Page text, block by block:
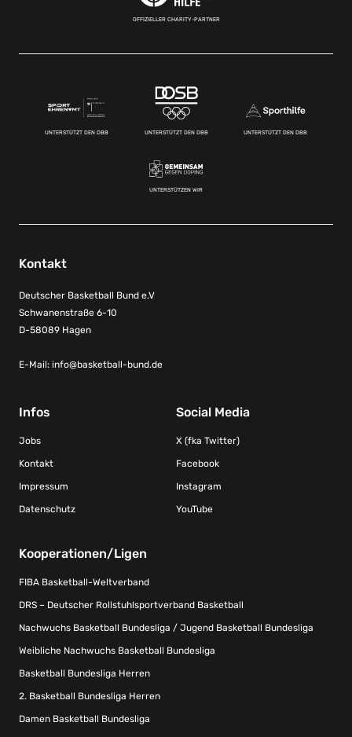
OFFIZIELLER CHARITY-PARTNER
UNTERSTÜTZT DEN DBB UNTERSTÜTZT DEN DBB UNTERSTÜTZT DEN DBB
UNTERSTÜTZEN WIR
Kontakt
Deutscher Basketball Bund e.V
Schwanenstraße 6-10
D-58089 Hagen
E-Mail: info@basketball-bund.de
Infos
Jobs
Kontakt
Impressum
Datenschutz
Social Media
X (fka Twitter)
Facebook
Instagram
YouTube
Kooperationen/Ligen
FIBA Basketball-Weltverband
DRS – Deutscher Rollstuhlsportverband Basketball
Nachwuchs Basketball Bundesliga / Jugend Basketball Bundesliga
Weibliche Nachwuchs Basketball Bundesliga
Basketball Bundesliga Herren
2. Basketball Bundesliga Herren
Damen Basketball Bundesliga